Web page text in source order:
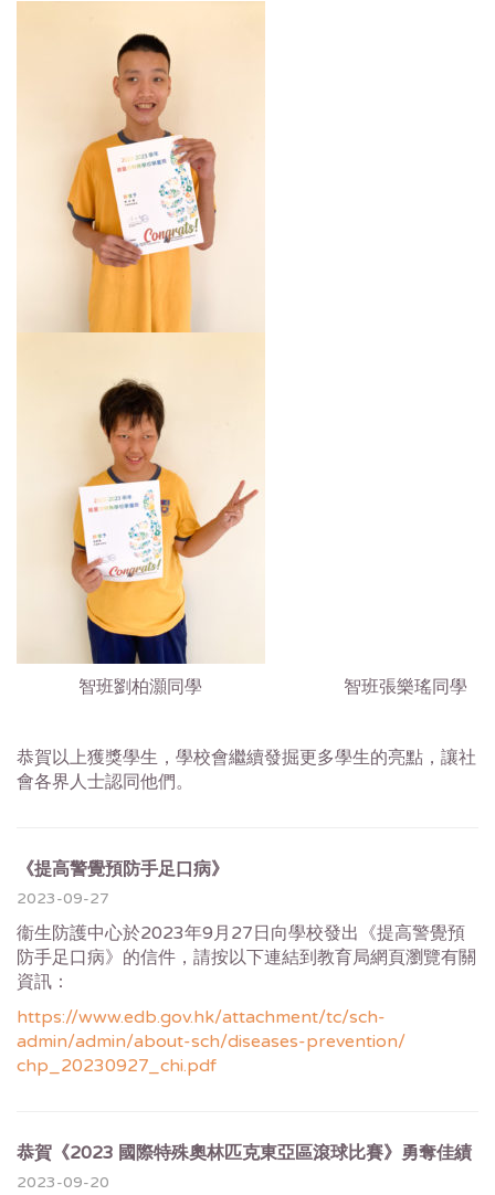
智班劉柏灝同學 智班張樂瑤同學
恭賀以上獲獎學生，學校會繼續發掘更多學生的亮點，讓社
會各界人士認同他們。
《提高警覺預防手足口病》
2023-09-27
衞生防護中心於2023年9月27日向學校發出《提高警覺預
防手足口病》的信件， 請按以下連結到教育局網頁瀏覽有關
資訊：
https://www.edb.gov.hk/attachment/tc/sch-
admin/admin/about-sch/diseases-prevention/
chp_20230927_chi.pdf
恭賀《2023 國際特殊奧林匹克東亞區滾球比賽》勇奪佳績
2023-09-20